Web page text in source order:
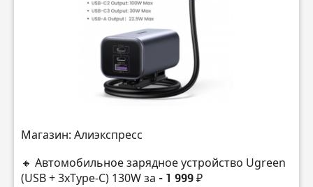
Магазин: Алиэкспресс
🔸 Автомобильное зарядное устройство Ugreen
(USB + 3xType-C) 130W за - 1 999 ₽